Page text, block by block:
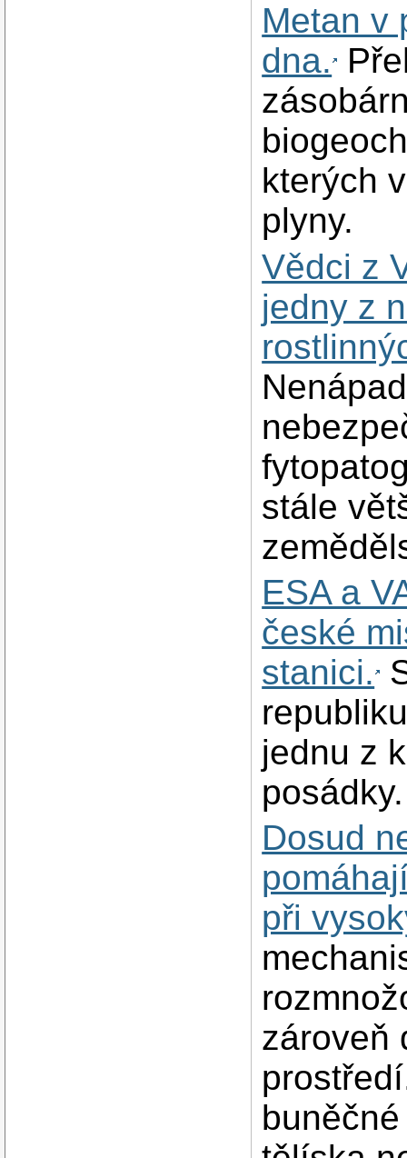
Metan v
dna.
kterých
plyny.
Vědci z
jedny z
stále
ESA a
české
stanici.
jednu z
posádky.
Dosud
při
zároveň